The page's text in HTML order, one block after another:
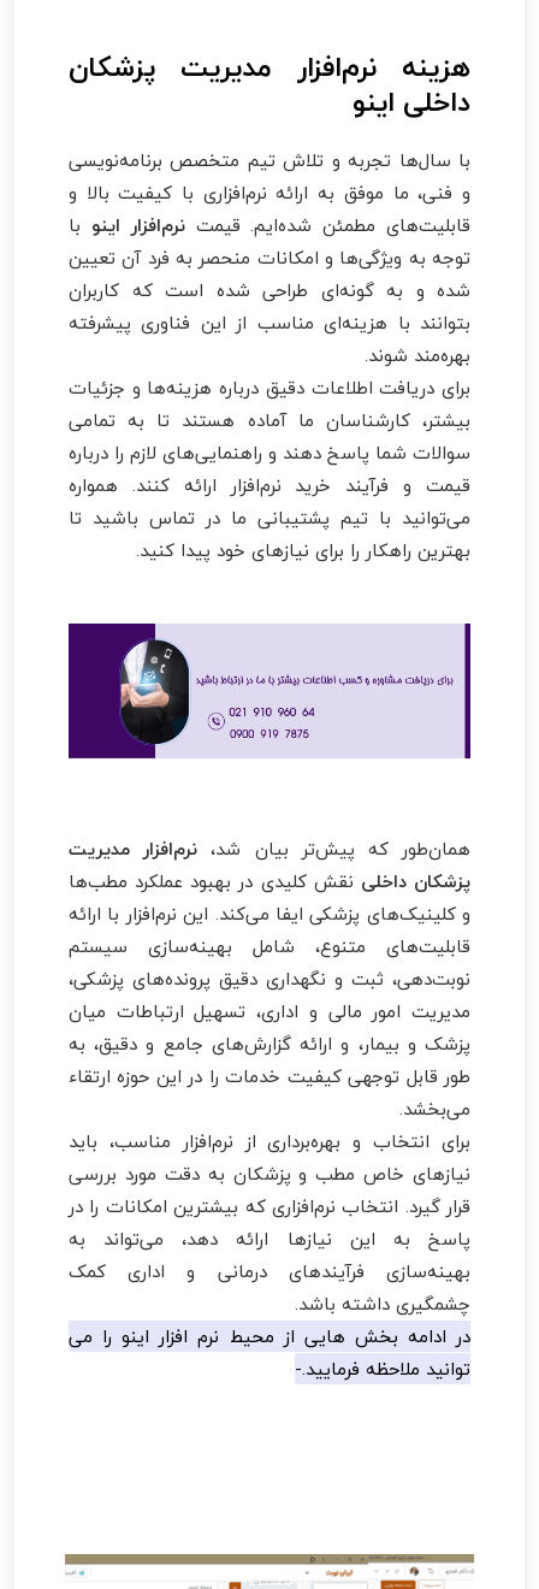
هزینه نرم‌افزار مدیریت پزشکان
داخلی اینو
با سال‌ها تجربه و تلاش تیم متخصص برنامه‌نویسی
و فنی، ما موفق به ارائه نرم‌افزاری با کیفیت بالا و
قابلیت‌های مطمئن شده‌ایم. قیمتنرم‌افزار اینو با
توجه به ویژگی‌ها و امکانات منحصر به فرد آن تعیین
شده و به گونه‌ای طراحی شده است که کاربران
بتوانند با هزینه‌ای مناسب از این فناوری پیشرفته
بهره‌مند شوند.
برای دریافت اطلاعات دقیق درباره هزینه‌ها و جزئیات
بیشتر، کارشناسان ما آماده هستند تا به تمامی
سوالات شما پاسخ دهند و راهنمایی‌های لازم را درباره
قیمت و فرآیند خرید نرم‌افزار ارائه کنند. همواره
می‌توانید با تیم پشتیبانی ما در تماس باشید تا
بهترین راهکار را برای نیازهای خود پیدا کنید.
همان‌طور که پیش‌تر بیان شد، نرم‌افزار مدیریت
پزشکان داخلی نقش کلیدی در بهبود عملکرد مطب‌ها
و کلینیک‌های پزشکی ایفا می‌کند. این نرم‌افزار با ارائه
قابلیت‌های متنوع، شامل بهینه‌سازی سیستم
نوبت‌دهی، ثبت و نگهداری دقیق پرونده‌های پزشکی،
مدیریت امور مالی و اداری، تسهیل ارتباطات میان
پزشک و بیمار، و ارائه گزارش‌های جامع و دقیق، به
طور قابل توجهی کیفیت خدمات را در این حوزه ارتقاء
می‌بخشد.
برای انتخاب و بهره‌برداری از نرم‌افزار مناسب، باید
نیازهای خاص مطب و پزشکان به دقت مورد بررسی
قرار گیرد. انتخاب نرم‌افزاری که بیشترین امکانات را در
پاسخ به این نیازها ارائه دهد، می‌تواند به
بهینه‌سازی فرآیندهای درمانی و اداری کمک
چشمگیری داشته باشد.
در ادامه بخش هایی از محیط نرم افزار اینو را می
توانید ملاحظه فرمایید.-